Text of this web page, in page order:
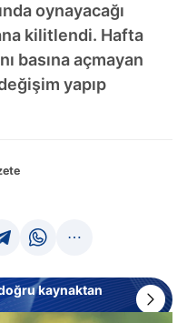
oynayacağı
kilitlendi. Hafta
basına açmayan
yapıp
kaynaktan